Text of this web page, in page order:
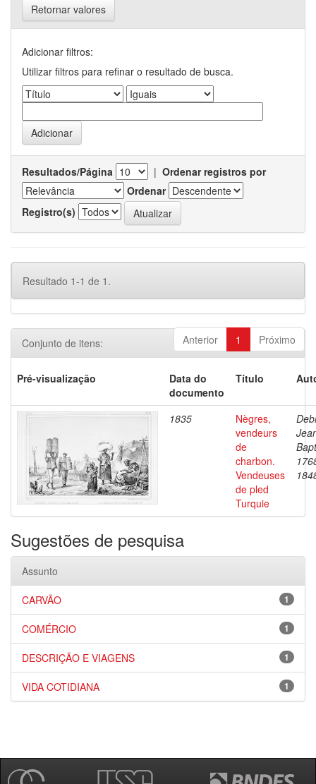
Retornar valores
Adicionar filtros:
Utilizar filtros para refinar o resultado de busca.
Resultados/Página | Ordenar registros por
Ordenar
Registro(s)
Resultado 1-1 de 1.
Anterior 1 Próximo
Conjunto de itens:
Pré-visualização
Data do
documento
Título
1835
Nègres,
vendeurs
de
charbon.
Vendeuses
de pled
Turquie
Sugestões de pesquisa
Assunto
1
CARVÃO
1
COMÉRCIO
1
DESCRIÇÃO E VIAGENS
1
VIDA COTIDIANA